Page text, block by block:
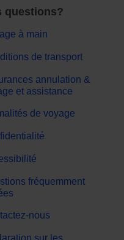
questions?
à main
de transport
annulation &
et assistance
de voyage
fréquemment
nous